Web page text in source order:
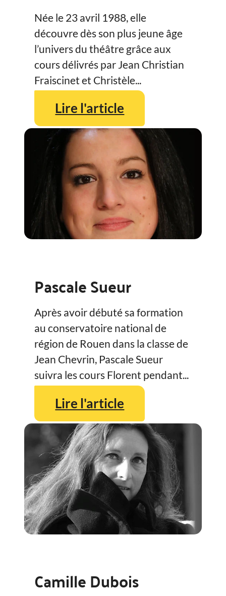
Née le 23 avril 1988, elle
découvre dès son plus jeune âge
l’univers du théâtre grâce aux
cours délivrés par Jean Christian
Fraiscinet et Christèle...
Lire l'article
Pascale Sueur
Après avoir débuté sa formation
au conservatoire national de
région de Rouen dans la classe de
Jean Chevrin, Pascale Sueur
suivra les cours Florent pendant...
Lire l'article
Camille Dubois